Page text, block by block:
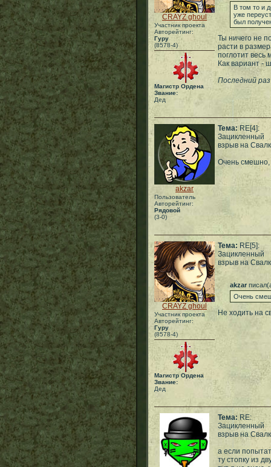
CRAYZ ghoul
Участник проекта
Авторейтинг:
Гуру
(8578-4)
Магистр Ордена
Звание:
Дед
В том то и
уже
был
Ты ничего не
расти в
поглотит
Как вариант -
Последний
akzar
Пользователь
Авторейтинг:
Рядовой
(3-0)
Тема: RE[4]:
Зацикленный
взрыв на
Очень смешно,
CRAYZ ghoul
Участник проекта
Авторейтинг:
Гуру
(8578-4)
Магистр Ордена
Звание:
Дед
Тема: RE[5]:
Зацикленный
взрыв на
akzar
Очень
Не ходить на
Тема: RE:
Зацикленный
взрыв на
а если
ту стопку из